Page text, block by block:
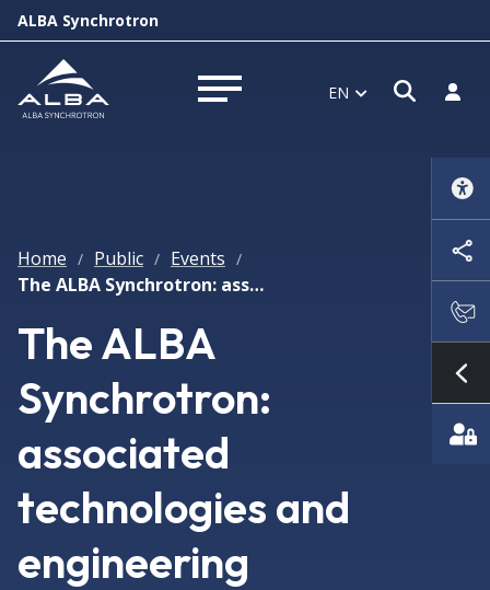
ALBA Synchrotron
Open menu EN Open
Log
Home / Public / Events /
The ALBA Synchrotron: associated technologies and engineering
The ALBA
Synchrotron:
associated
technologies and
engineering